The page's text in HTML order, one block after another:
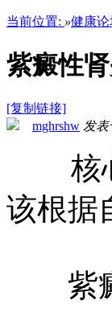
当前位置: »健康论
紫癜性
[复制链接]
mghrshw 发表
核心
该根据
紫癜